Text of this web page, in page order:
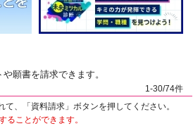
願書を請求できます。
1-30/74件
、「資料請求」ボタンを押してください。
ることができます。